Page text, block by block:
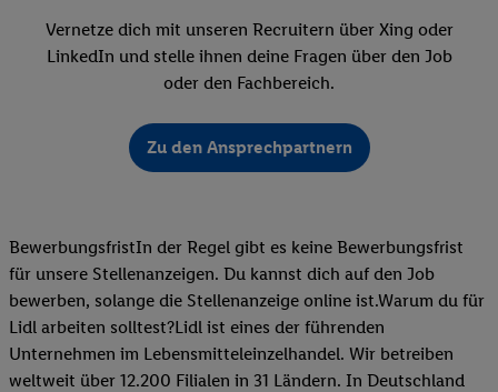
Vernetze dich mit unseren Recruitern über Xing oder
LinkedIn und stelle ihnen deine Fragen über den Job
oder den Fachbereich.
Zu den Ansprechpartnern
BewerbungsfristIn der Regel gibt es keine Bewerbungsfrist
für unsere Stellenanzeigen. Du kannst dich auf den Job
bewerben, solange die Stellenanzeige online ist.Warum du für
Lidl arbeiten solltest?Lidl ist eines der führenden
Unternehmen im Lebensmitteleinzelhandel. Wir betreiben
weltweit über 12.200 Filialen in 31 Ländern. In Deutschland